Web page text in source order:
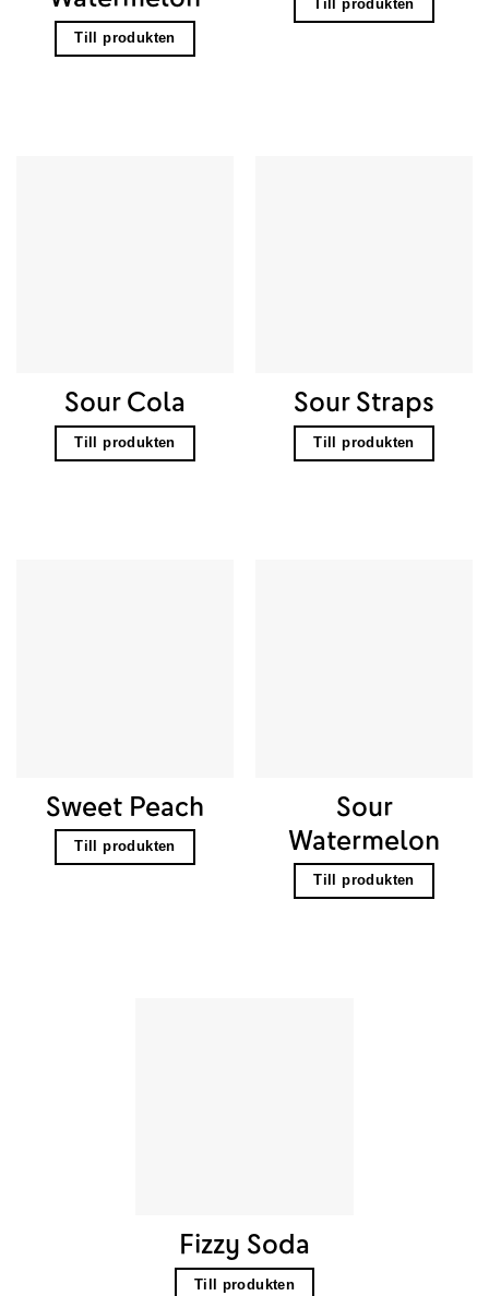
Till produkten
Till produkten
Sour Cola
Till produkten
Sour Straps
Till produkten
Sweet Peach
Till produkten
Sour
Watermelon
Till produkten
Fizzy Soda
Till produkten